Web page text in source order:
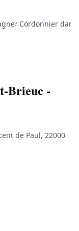
/ Cordonnier
Brieuc -
de Paul, 22000